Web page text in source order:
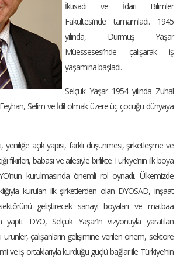
İktisadi ve İdari Bilimler
Fakültesi’nde tamamladı. 1945
yılında, Durmuş Yaşar
Müessesesi’nde çalışarak iş
yaşamına başladı.
Selçuk Yaşar 1954 yılında Zuhal
Selim ve İdil olmak üzere üç çocuğu dünyaya
yeniliğe açık yapısı, farklı düşünmesi, şirketleşme ve
fikirleri, babası ve ailesiyle birlikte Türkiye’nin ilk boya
kurulmasında önemli rol oynadı. Ülkemizde
kurulan ilk şirketlerden olan DYOSAD, inşaat
sektörünü geliştirecek sanayi boyaları ve matbaa
yaptı. DYO, Selçuk Yaşar’ın vizyonuyla yaratılan
çalışanların gelişimine verilen önem, sektöre
ve iş ortaklarıyla kurduğu güçlü bağlar ile Türkiye’nin